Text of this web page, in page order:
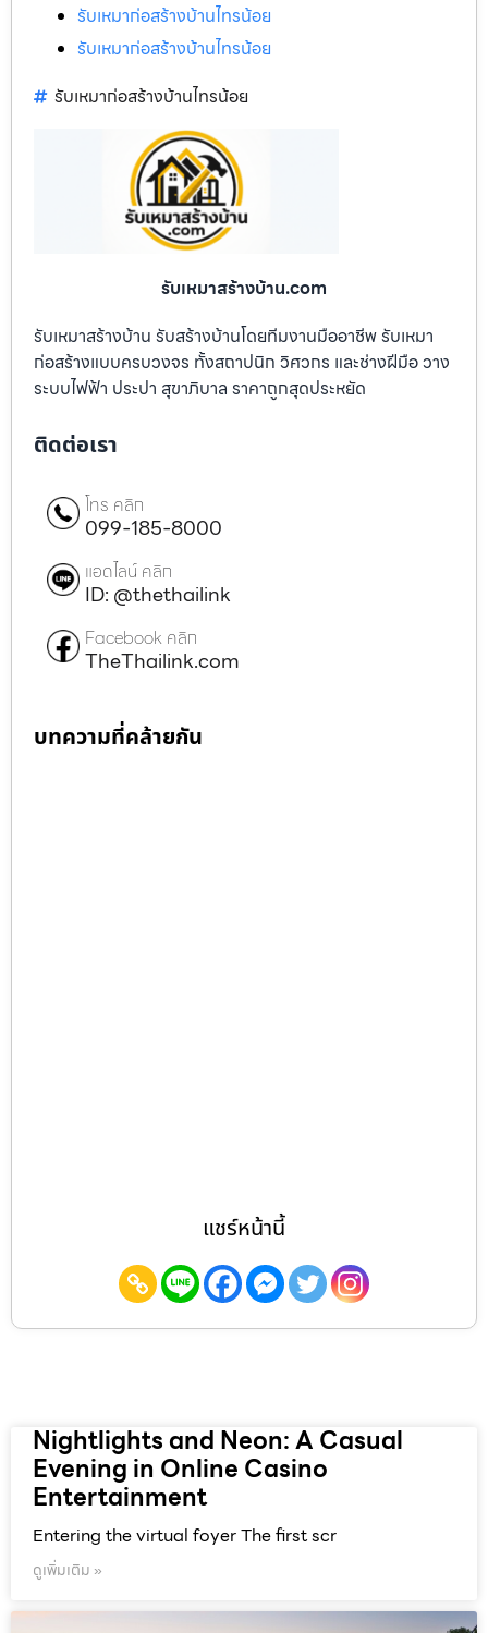
รับเหมาก่อสร้างบ้านไทรน้อย
รับเหมาก่อสร้างบ้านไทรน้อย
รับเหมาก่อสร้างบ้านไทรน้อย
รับเหมาสร้างบ้าน.com
รับเหมาสร้างบ้าน รับสร้างบ้านโดยทีมงานมืออาชีพ รับเหมา
ก่อสร้างแบบครบวงจร ทั้งสถาปนิก วิศวกร และช่างฝีมือ วาง
ระบบไฟฟ้า ประปา สุขาภิบาล ราคาถูกสุดประหยัด
ติดต่อเรา
โทร คลิก
099-185-8000
แอดไลน์ คลิก
ID: @thethailink
Facebook คลิก
TheThailink.com
บทความที่คล้ายกัน
แชร์หน้านี้
Nightlights and Neon: A Casual
Evening in Online Casino
Entertainment
Entering the virtual foyer The first scr
ดูเพิ่มเติม »